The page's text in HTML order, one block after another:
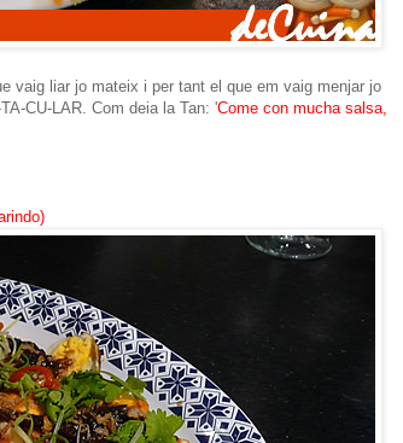
vaig liar jo mateix i per tant el que em vaig menjar jo
CU-LAR. Com deia la Tan: 'Come con mucha salsa,